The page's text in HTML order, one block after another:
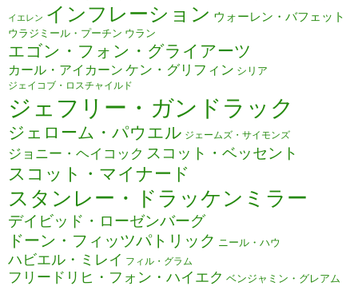
イエレン インフレーション ウォーレン・バフェット
ウラジミール・プーチン ウラン
エゴン・フォン・グライアーツ
カール・アイカーン ケン・グリフィン シリア
ジェイコブ・ロスチャイルド
ジェフリー・ガンドラック
ジェローム・パウエル ジェームズ・サイモンズ
ジョニー・ヘイコック スコット・ベッセント
スコット・マイナード
スタンレー・ドラッケンミラー
デイビッド・ローゼンバーグ
ドーン・フィッツパトリック ニール・ハウ
ハビエル・ミレイ フィル・グラム
フリードリヒ・フォン・ハイエク ベンジャミン・グレアム